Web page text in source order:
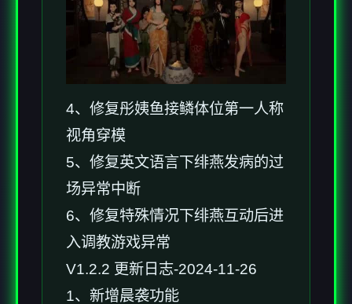
4、修复彤姨鱼接鳞体位第一人称
视角穿模
5、修复英文语言下绯燕发病的过
场异常中断
6、修复特殊情况下绯燕互动后进
入调教游戏异常
V1.2.2 更新日志-2024-11-26
1、新增晨袭功能